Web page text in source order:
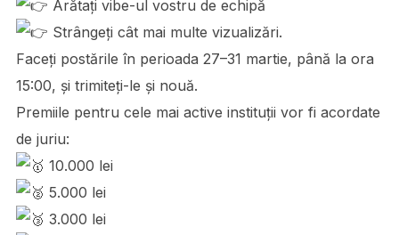
Arătați vibe-ul vostru de echipă
Strângeți cât mai multe vizualizări.
Faceți postările în perioada 27–31 martie, până la ora
15:00, și trimiteți-le și nouă.
Premiile pentru cele mai active instituții vor fi acordate
de juriu:
10.000 lei
5.000 lei
3.000 lei